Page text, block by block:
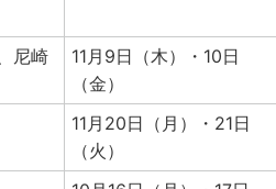
尼崎
11月9日（木）・10日
（金）
11月20日（月）・21日
（火）